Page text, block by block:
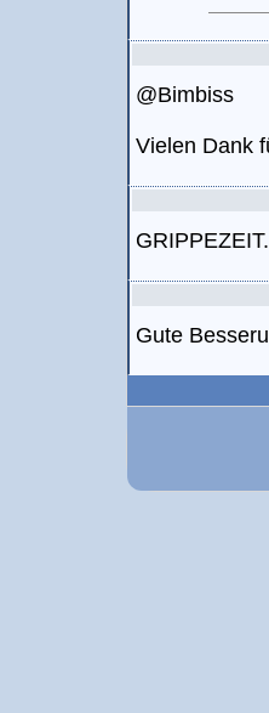
@Bimbiss
Vielen Dank
Gute